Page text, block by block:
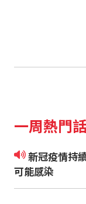
一周熱門
新冠疫情持續飆升 常見八大症狀 沒發燒也
可能感染